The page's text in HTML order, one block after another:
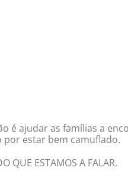
é ajudar as famílias a
por estar bem camuflado.
QUE ESTAMOS A FALAR.